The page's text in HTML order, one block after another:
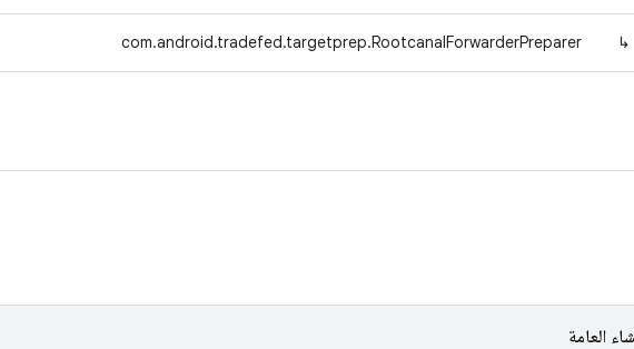
↳
com.android.tradefed.targetprep.RootcanalForwarderPreparer
العامة